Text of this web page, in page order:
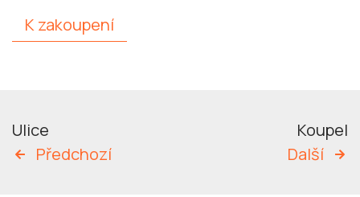
K zakoupení
Ulice
Předchozí
Koupel
Další